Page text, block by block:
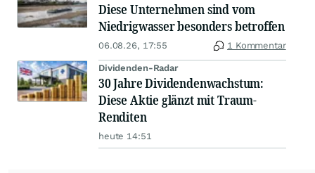
Diese Unternehmen sind vom
Niedrigwasser besonders betroffen
06.08.26, 17:55 1 Kommentar
Dividenden-Radar
30 Jahre Dividendenwachstum:
Diese Aktie glänzt mit Traum-
Renditen
heute 14:51